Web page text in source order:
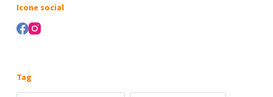
Icone social
Tag